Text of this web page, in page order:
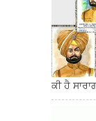
ਕੀ ਹੈ